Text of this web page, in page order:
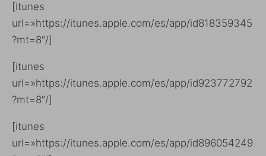
[itunes
url=»https://itunes.apple.com/es/app/id818359345
?mt=8″/]
[itunes
url=»https://itunes.apple.com/es/app/id923772792
?mt=8″/]
[itunes
url=»https://itunes.apple.com/es/app/id896054249